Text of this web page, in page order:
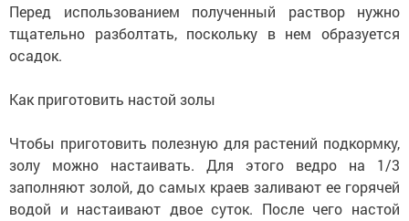
Перед использованием полученный раствор нужно
тщательно разболтать, поскольку в нем образуется
осадок.
Как приготовить настой золы
Чтобы приготовить полезную для растений подкормку,
золу можно настаивать. Для этого ведро на 1/3
заполняют золой, до самых краев заливают ее горячей
водой и настаивают двое суток. После чего настой